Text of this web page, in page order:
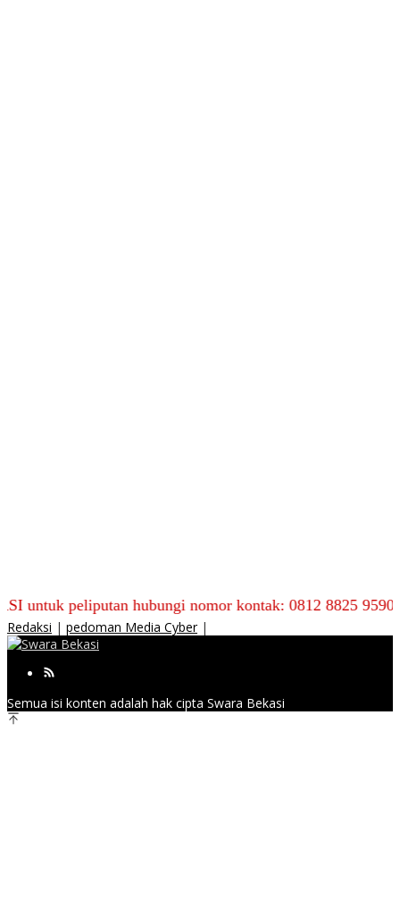
peliputan hubungi nomor kontak: 0812 8825 9590
Redaksi | pedoman Media Cyber|
Semua isi konten adalah hak cipta Swara Bekasi